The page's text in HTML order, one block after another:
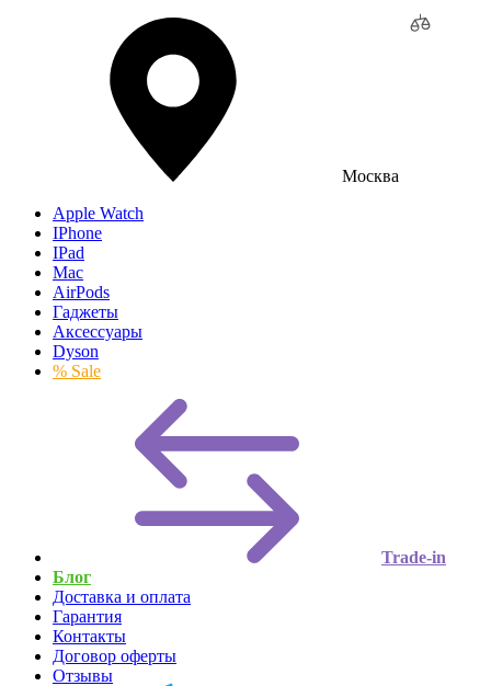
Москва
Apple Watch
IPhone
IPad
Mac
AirPods
Гаджеты
Аксессуары
Dyson
% Sale
Trade-in
Блог
Доставка и оплата
Гарантия
Контакты
Договор оферты
Отзывы